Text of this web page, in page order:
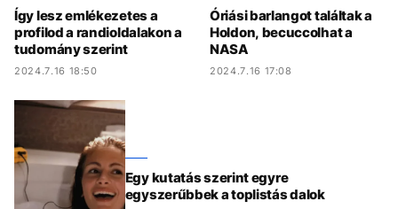
Így lesz emlékezetes a
profilod a randioldalakon a
tudomány szerint
2024.7.16 18:50
Óriási barlangot találtak a
Holdon, becuccolhat a
NASA
2024.7.16 17:08
Egy kutatás szerint egyre
egyszerűbbek a toplistás dalok